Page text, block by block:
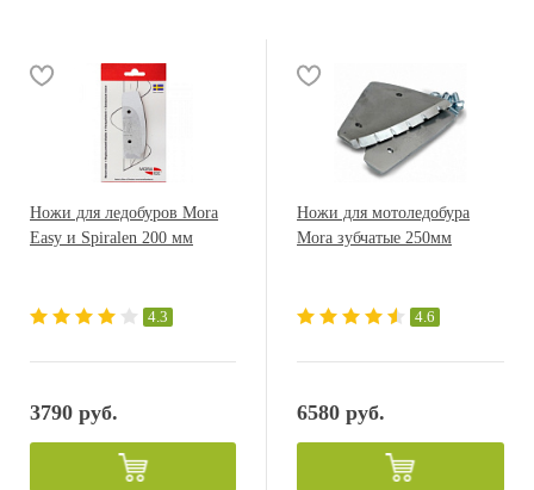
Ножи для ледобуров Mora
Easy и Spiralen 200 мм
4.3
3790 руб.
Ножи для мотоледобура
Mora зубчатые 250мм
4.6
6580 руб.